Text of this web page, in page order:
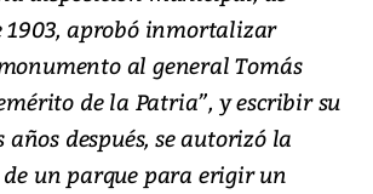
1903, aprobó inmortalizar
al general Tomás
de la Patria”, y escribir su
después, se autorizó la
un parque para erigir un